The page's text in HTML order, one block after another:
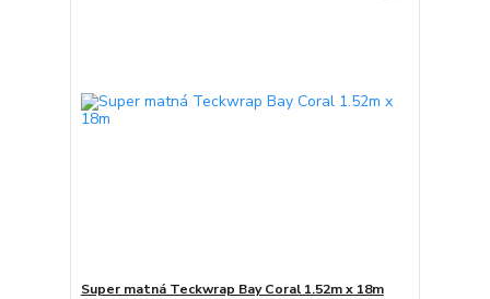
Super matná Teckwrap Bay Coral 1.52m x 18m